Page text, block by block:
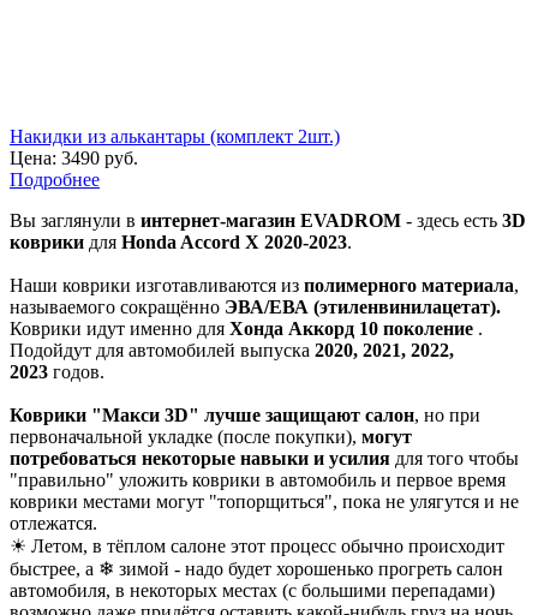
Накидки из алькантары (комплект 2шт.)
Цена: 3490 руб.
Подробнее
Вы заглянули в интернет-магазин EVADROM - здесь есть 3D
коврики для Honda Accord X 2020-2023.
Наши коврики изготавливаются из полимерного материала,
называемого сокращённо ЭВА/ЕВА (этиленвинилацетат).
Коврики идут именно для Хонда Аккорд 10 поколение .
Подойдут для автомобилей выпуска 2020, 2021, 2022,
2023 годов.
Коврики "Макси 3D" лучше защищают салон, но при
первоначальной укладке (после покупки), могут
потребоваться некоторые навыки и усилия для того чтобы
"правильно" уложить коврики в автомобиль и первое время
коврики местами могут "топорщиться", пока не улягутся и не
отлежатся.
☀ Летом, в тёплом салоне этот процесс обычно происходит
быстрее, а ❄ зимой - надо будет хорошенько прогреть салон
автомобиля, в некоторых местах (с большими перепадами)